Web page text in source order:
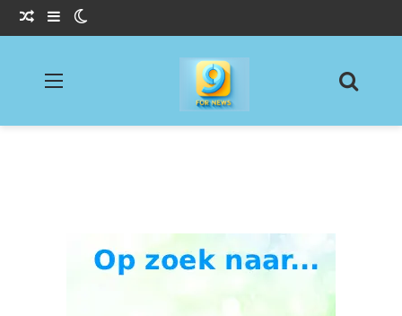
Willekeurig Artikel
Sidebar